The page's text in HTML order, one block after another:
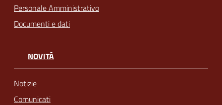
Personale Amministrativo
Documenti e dati
NOVITÀ
Notizie
Comunicati